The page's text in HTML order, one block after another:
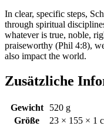
In clear, specific steps,
through spiritual
whatever is true, noble,
praiseworthy (Phil 4:8),
also impact the world.
Zusätzliche
Gewicht
520 g
Größe
23 × 155 × 1